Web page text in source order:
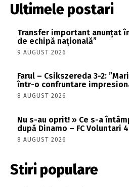
Ultimele postari
Transfer important anunțat
de echipă națională”
9 AUGUST 2026
Farul – Csikszereda 3-2:
într-o confruntare
8 AUGUST 2026
Nu s-au oprit! » Ce s-a
după Dinamo – FC Voluntari
8 AUGUST 2026
Stiri populare